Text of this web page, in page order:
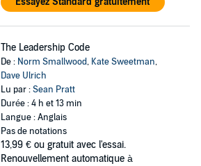
The Leadership Code
De : Norm Smallwood, Kate Sweetman,
Dave Ulrich
Lu par :Sean Pratt
Durée : 4 h et 13 min
Langue : Anglais
Pas de notations
13,99 € ou gratuit avec l'essai.
Renouvellement automatique à